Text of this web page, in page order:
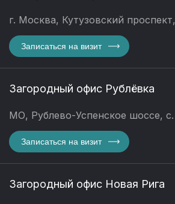
г. Москва, Кутузовский
Записаться на визит
Загородный офис Рублёвка
МО, Рублево-Успенское шоссе,
Записаться на визит
Загородный офис Новая Рига